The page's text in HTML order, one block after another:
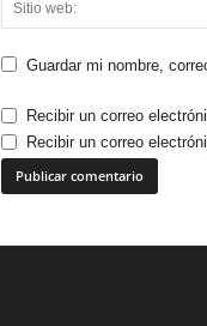
Guardar mi nombre,
Recibir un correo
Recibir un correo